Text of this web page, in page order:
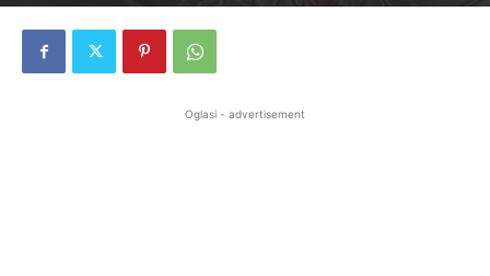
Oglasi - advertisement